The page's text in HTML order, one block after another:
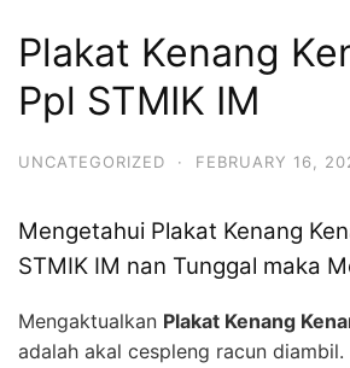
Plakat Kenang
Ppl STMIK IM
UNCATEGORIZED · FEBRUARY 16,
Mengetahui Plakat Kenang
STMIK IM nan Tunggal maka
Mengaktualkan Plakat Kenang
adalah akal cespleng racun